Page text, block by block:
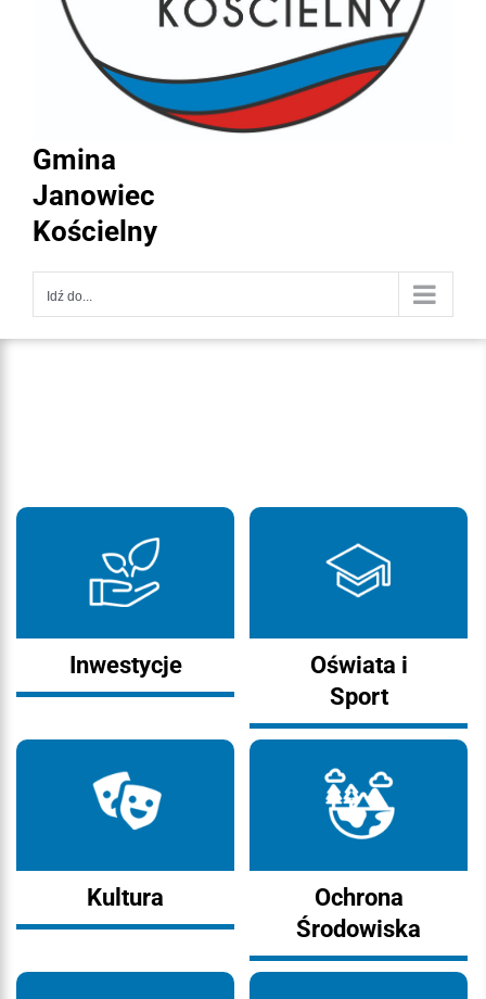
Gmina
Janowiec
Kościelny
Idź do...
Inwestycje
Oświata i
Sport
Kultura
Ochrona
Środowiska